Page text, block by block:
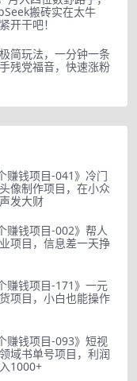
搬砖实在太牛
开干吧！
简玩法，一分钟一条
残党福音，快速涨粉
赚钱项目-041》冷门
像制作项目，在小众
发大财
赚钱项目-002》帮人
项目，信息差一天挣
赚钱项目-171》一元
项目，小白也能操作
赚钱项目-093》短视
域书单号项目，利润
1000+